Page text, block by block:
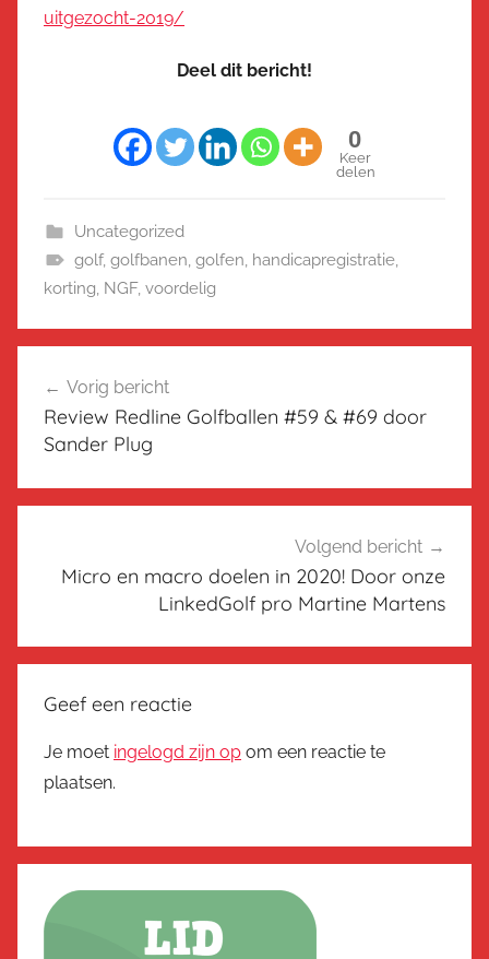
uitgezocht-2019/
Deel dit bericht!
0
Keer
delen
Uncategorized
golf, golfbanen, golfen, handicapregistratie,
korting, NGF, voordelig
navigatie
Vorig bericht
Review Redline Golfballen #59 & #69 door
Sander Plug
Volgend bericht
Micro en macro doelen in 2020! Door onze
LinkedGolf pro Martine Martens
Geef een reactie
Je moet ingelogd zijn op om een reactie te
plaatsen.